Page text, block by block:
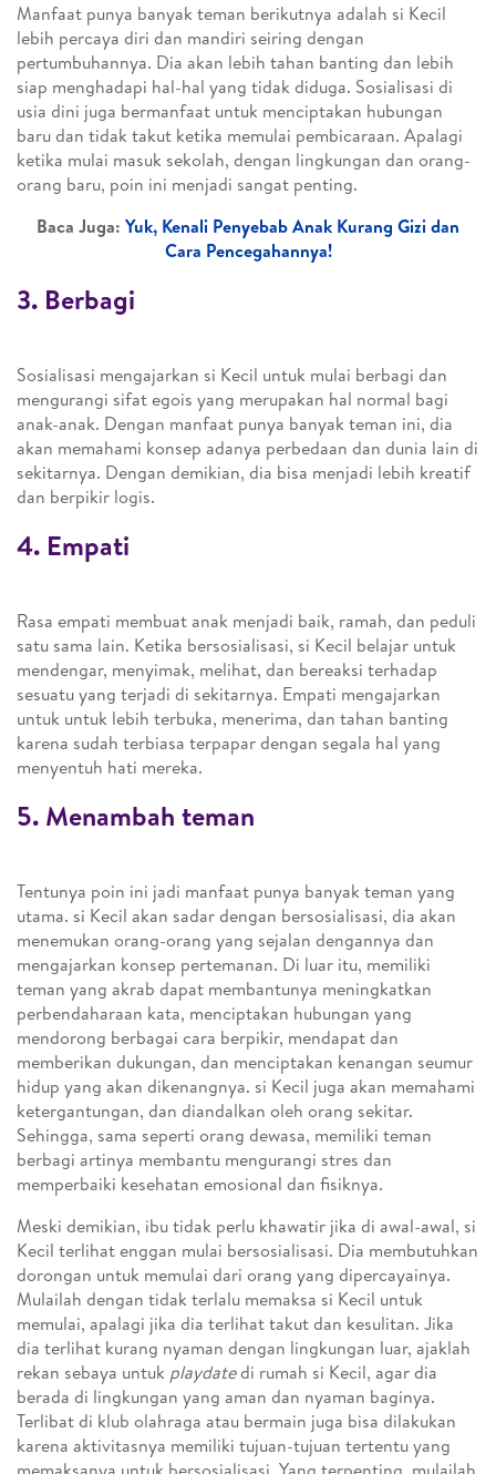
Manfaat punya banyak teman berikutnya adalah si Kecil
lebih percaya diri dan mandiri seiring dengan
pertumbuhannya. Dia akan lebih tahan banting dan lebih
siap menghadapi hal-hal yang tidak diduga. Sosialisasi di
usia dini juga bermanfaat untuk menciptakan hubungan
baru dan tidak takut ketika memulai pembicaraan. Apalagi
ketika mulai masuk sekolah, dengan lingkungan dan orang-
orang baru, poin ini menjadi sangat penting.
Baca Juga: Yuk, Kenali Penyebab Anak Kurang Gizi dan
Cara Pencegahannya!
3. Berbagi
Sosialisasi mengajarkan si Kecil untuk mulai berbagi dan
mengurangi sifat egois yang merupakan hal normal bagi
anak-anak. Dengan manfaat punya banyak teman ini, dia
akan memahami konsep adanya perbedaan dan dunia lain di
sekitarnya. Dengan demikian, dia bisa menjadi lebih kreatif
dan berpikir logis.
4. Empati
Rasa empati membuat anak menjadi baik, ramah, dan peduli
satu sama lain. Ketika bersosialisasi, si Kecil belajar untuk
mendengar, menyimak, melihat, dan bereaksi terhadap
sesuatu yang terjadi di sekitarnya. Empati mengajarkan
untuk untuk lebih terbuka, menerima, dan tahan banting
karena sudah terbiasa terpapar dengan segala hal yang
menyentuh hati mereka.
5. Menambah teman
Tentunya poin ini jadi manfaat punya banyak teman yang
utama. si Kecil akan sadar dengan bersosialisasi, dia akan
menemukan orang-orang yang sejalan dengannya dan
mengajarkan konsep pertemanan. Di luar itu, memiliki
teman yang akrab dapat membantunya meningkatkan
perbendaharaan kata, menciptakan hubungan yang
mendorong berbagai cara berpikir, mendapat dan
memberikan dukungan, dan menciptakan kenangan seumur
hidup yang akan dikenangnya. si Kecil juga akan memahami
ketergantungan, dan diandalkan oleh orang sekitar.
Sehingga, sama seperti orang dewasa, memiliki teman
berbagi artinya membantu mengurangi stres dan
memperbaiki kesehatan emosional dan fisiknya.
Meski demikian, ibu tidak perlu khawatir jika di awal-awal, si
Kecil terlihat enggan mulai bersosialisasi. Dia membutuhkan
dorongan untuk memulai dari orang yang dipercayainya.
Mulailah dengan tidak terlalu memaksa si Kecil untuk
memulai, apalagi jika dia terlihat takut dan kesulitan. Jika
dia terlihat kurang nyaman dengan lingkungan luar, ajaklah
rekan sebaya untuk playdatedi rumah si Kecil, agar dia
berada di lingkungan yang aman dan nyaman baginya.
Terlibat di klub olahraga atau bermain juga bisa dilakukan
karena aktivitasnya memiliki tujuan-tujuan tertentu yang